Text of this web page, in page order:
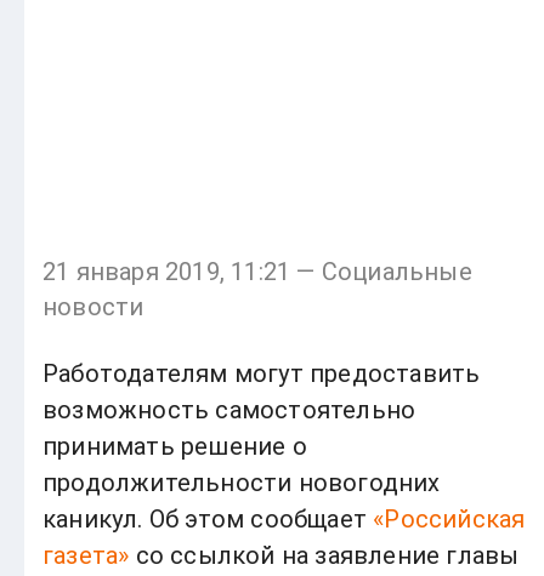
21 января 2019, 11:21 — Социальные
новости
Работодателям могут предоставить
возможность самостоятельно
принимать решение о
продолжительности новогодних
каникул. Об этом сообщает «Российская
газета» со ссылкой на заявление главы